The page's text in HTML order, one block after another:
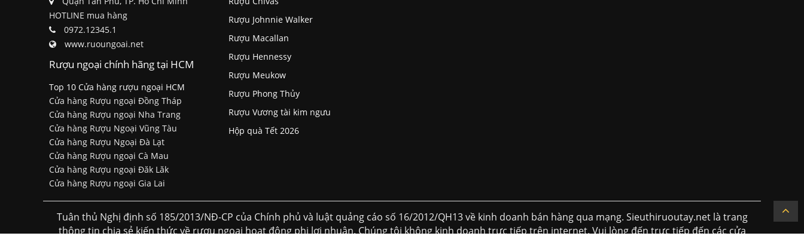
HOTLINE mua hàng
0972.12345.1
www.ruoungoai.net
Rượu ngoại chính hãng tại HCM
Top 10 Cửa hàng rượu ngoại HCM
Cửa hàng Rượu ngoại Đồng Tháp
Cửa hàng Rượu ngoại Nha Trang
Cửa hàng Rượu Ngoại Vũng Tàu
Cửa hàng Rượu Ngoại Đà Lạt
Cửa hàng Rượu ngoại Cà Mau
Cửa hàng Rượu ngoại Đăk Lăk
Cửa hàng Rượu ngoại Gia Lai
Rượu Johnnie Walker
Rượu Macallan
Rượu Hennessy
Rượu Meukow
Rượu Phong Thủy
Rượu Vương tài kim ngưu
Hộp quà Tết 2026
Tuân thủ Nghị định số 185/2013/NĐ-CP của Chính phủ và luật quảng cáo số 16/2012/QH13 về kinh doanh bán hàng qua mạng. Sieuthiruoutay.net là trang
thông tin chia sẻ kiến thức về rượu ngoại hoạt động phi lơi nhuận. Chúng tôi không kinh doanh trực tiếp trên internet. Vui lòng đến trực tiếp đến các cửa